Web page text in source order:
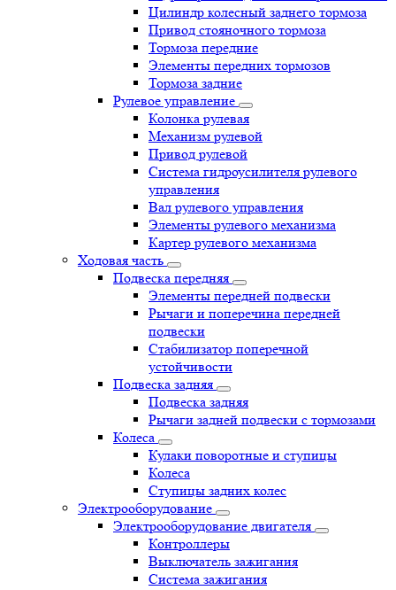
Цилиндр колесный заднего тормоза
Привод стояночного тормоза
Тормоза передние
Элементы передних тормозов
Тормоза задние
Рулевое управление
Колонка рулевая
Механизм рулевой
Привод рулевой
Система гидроусилителя рулевого
управления
Вал рулевого управления
Элементы рулевого механизма
Картер рулевого механизма
Ходовая часть
Подвеска передняя
Элементы передней подвески
Рычаги и поперечина передней
подвески
Стабилизатор поперечной
устойчивости
Подвеска задняя
Подвеска задняя
Рычаги задней подвески с тормозами
Колеса
Кулаки поворотные и ступицы
Колеса
Ступицы задних колес
Электрооборудование
Электрооборудование двигателя
Контроллеры
Выключатель зажигания
Система зажигания